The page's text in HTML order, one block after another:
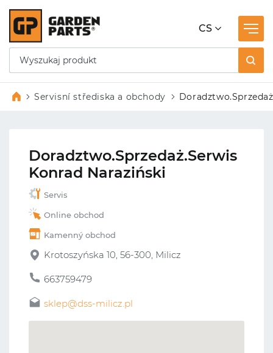
CS
Servisní střediska a obchody
Doradztwo.Sprzedaż.Serwis
Konrad Naraziński
Servis
Online obchod
Kamenný obchod
Krotoszyńska 10, 56-300, Milicz
663759479
sklep@dss-milicz.pl